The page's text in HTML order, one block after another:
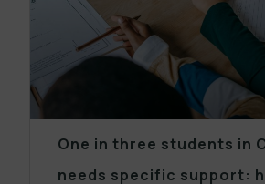
One in three students in
needs specific support: